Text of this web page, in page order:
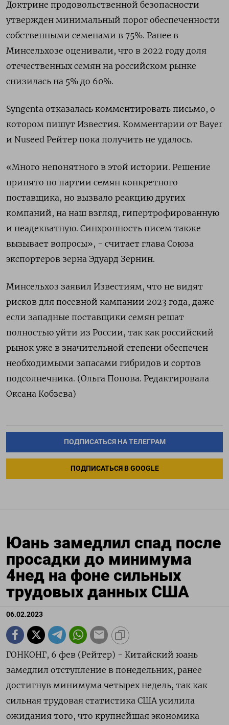
Доктрине продовольственной безопасности
утвержден минимальный порог обеспеченности
собственными семенами в 75%. Ранее в
Минсельхозе оценивали, что в 2022 году доля
отечественных семян на российском рынке
снизилась на 5% до 60%.
Syngenta отказалась комментировать письмо, о
котором пишут Известия. Комментарии от Bayer
и Nuseed Рейтер пока получить не удалось.
«Много непонятного в этой истории. Решение
принято по партии семян конкретного
поставщика, но вызвало реакцию других
компаний, на наш взгляд, гипертрофированную
и неадекватную. Синхронность писем также
вызывает вопросы», - считает глава Союза
экспортеров зерна Эдуард Зернин.
Минсельхоз заявил Известиям, что не видят
рисков для посевной кампании 2023 года, даже
если западные поставщики семян решат
полностью уйти из России, так как российский
рынок уже в значительной степени обеспечен
необходимыми запасами гибридов и сортов
подсолнечника. (Ольга Попова. Редактировала
Оксана Кобзева)
ПОДПИСАТЬСЯ НА ТЕЛЕГРАМ
ПОДПИСАТЬСЯ В GOOGLE
Юань замедлил спад после
просадки до минимума
4нед на фоне сильных
трудовых данных США
06.02.2023
ГОНКОНГ, 6 фев (Рейтер) - Китайский юань
замедлил отступление в понедельник, ранее
достигнув минимума четырех недель, так как
сильная трудовая статистика США усилила
ожидания того, что крупнейшая экономика